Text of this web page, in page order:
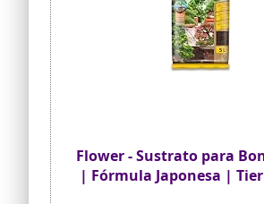
Flower - Sustrato para
| Fórmula Japonesa |